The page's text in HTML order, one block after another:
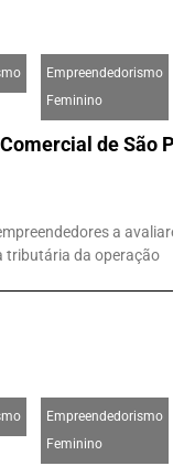
Empreendedorismo
Feminino
de São
a
tributária da operação
Empreendedorismo
Feminino